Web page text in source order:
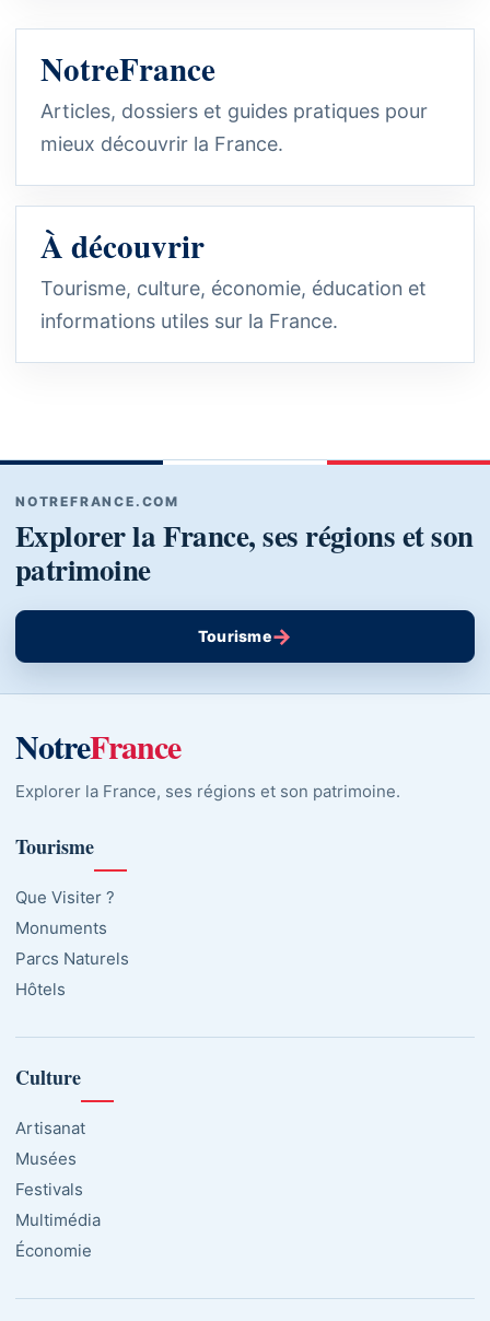
NotreFrance
Articles, dossiers et guides pratiques pour
mieux découvrir la France.
À découvrir
Tourisme, culture, économie, éducation et
informations utiles sur la France.
NOTREFRANCE.COM
Explorer la France, ses régions et son
patrimoine
Tourisme→
NotreFrance
Explorer la France, ses régions et son patrimoine.
Tourisme
Que Visiter ?
Monuments
Parcs Naturels
Hôtels
Culture
Artisanat
Musées
Festivals
Multimédia
Économie